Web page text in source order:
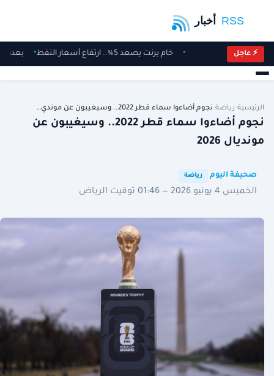
⚡ عاجل خام برنت يصعد 5%.. ارتفاع أسعار النفط
الرئيسية رياضة نجوم أضاءوا سماء قطر 2022.. وسيغيبون عن موندي…
نجوم أضاءوا سماء قطر 2022.. وسيغيبون عن
مونديال 2026
صحيفة اليوم رياضة
الخميس 4 يونيو 2026 — 01:46 توقيت الرياض